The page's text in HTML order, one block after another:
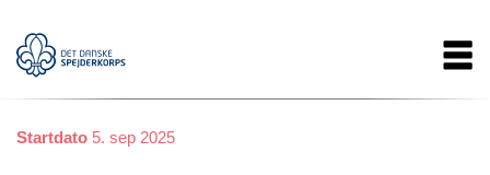
hovedindhold
Main
navigation
Startdato 5. sep 2025